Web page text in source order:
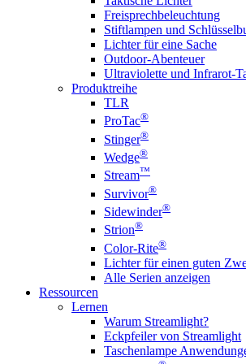
Freisprechbeleuchtung
Stiftlampen und
Lichter für eine Sache
Outdoor-Abenteuer
Ultraviolette und Infrarot-
Produktreihe
TLR
ProTac®
Stinger®
Wedge®
Stream™
Survivor®
Sidewinder®
Strion®
Color-Rite®
Lichter für einen guten
Alle Serien anzeigen
Ressourcen
Lernen
Warum Streamlight?
Eckpfeiler von Streamlight
Taschenlampe